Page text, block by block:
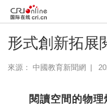
形式創新拓展
來源： 中國教育新聞網 |
閱讀空間的物理